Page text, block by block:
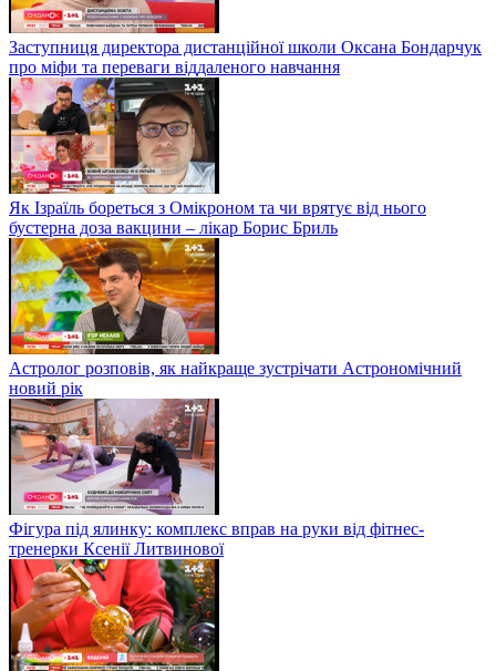
Заступниця директора дистанційної школи Оксана Бондарчук
про міфи та переваги віддаленого навчання
Як Ізраїль бореться з Омікроном та чи врятує від нього
бустерна доза вакцини – лікар Борис Бриль
Астролог розповів, як найкраще зустрічати Астрономічний
новий рік
Фігура під ялинку: комплекс вправ на руки від фітнес-
тренерки Ксенії Литвинової